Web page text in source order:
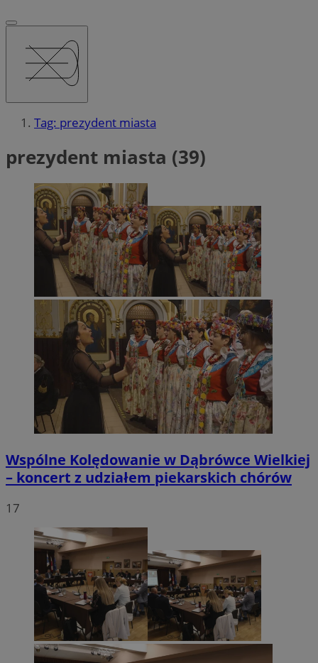
Tag: prezydent miasta
prezydent miasta (39)
Wspólne Kolędowanie w Dąbrówce Wielkiej
– koncert z udziałem piekarskich chórów
17